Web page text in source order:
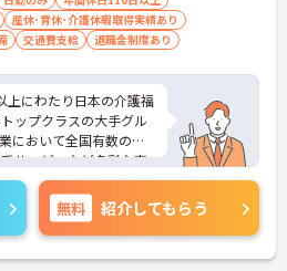
産休･育休･介護休暇取得実績あり
交通費支給 退職金制度あり
上にわたり日本の介護福
ップクラスの大手グル
において全国有数の規
サービスなど多彩な事
あらゆるニーズにワン
しています。ダイバー
、多様な人材が能力を
注力している点も大き
害を見据えたBCP（事
無料 紹介してもらう